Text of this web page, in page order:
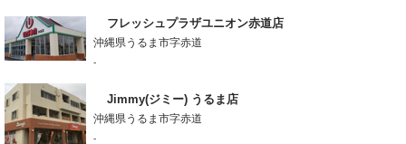
フレッシュプラザユニオン赤道店
沖縄県うるま市字赤道
-
Jimmy(ジミー) うるま店
沖縄県うるま市字赤道
-